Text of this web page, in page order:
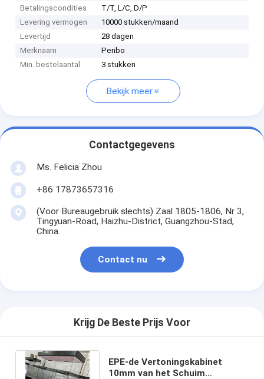
Betalingscondities
T/T, L/C, D/P
Levering vermogen
10000 stukken/maand
Levertijd
28 dagen
Merknaam
Penbo
Min. bestelaantal
3 stukken
Bekijk meer
Contactgegevens
Ms. Felicia Zhou
+86 17873657316
(Voor Bureaugebruik slechts) Zaal 1805-1806, Nr 3,
Tingyuan-Road, Haizhu-District, Guangzhou-Stad,
China.
Contact nu
Krijg De Beste Prijs Voor
EPE-de Vertoningskabinet
10mm van het Schuim